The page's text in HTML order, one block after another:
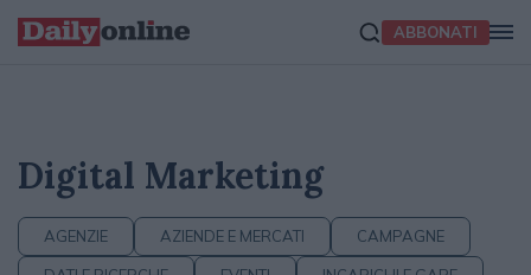
ABBONATI
Digital Marketing
AGENZIE AZIENDE E MERCATI CAMPAGNE